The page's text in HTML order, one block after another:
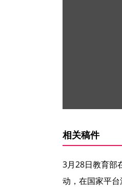
相关稿件
3月28日教育部
动，在国家平